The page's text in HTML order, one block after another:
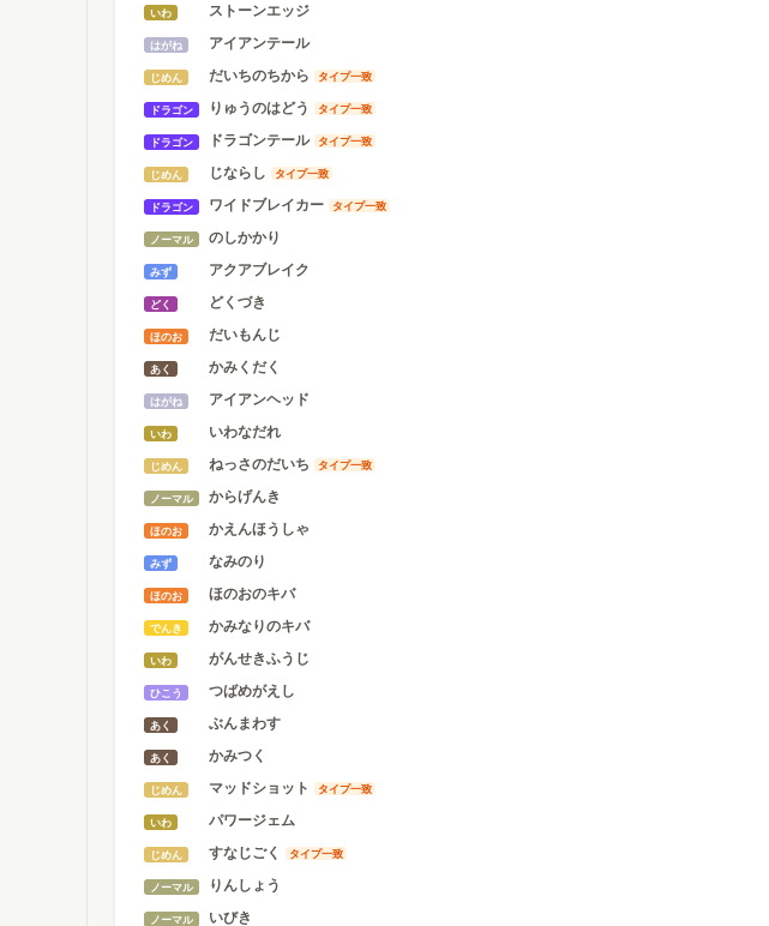
いわ ストーンエッジ
はがね アイアンテール
じめん だいちのちから タイプ一致
ドラゴン りゅうのはどう タイプ一致
ドラゴン ドラゴンテール タイプ一致
じめん じならし タイプ一致
ドラゴン ワイドブレイカー タイプ一致
ノーマル のしかかり
みず アクアブレイク
どく どくづき
ほのお だいもんじ
あく かみくだく
はがね アイアンヘッド
いわ いわなだれ
じめん ねっさのだいち タイプ一致
ノーマル からげんき
ほのお かえんほうしゃ
みず なみのり
ほのお ほのおのキバ
でんき かみなりのキバ
いわ がんせきふうじ
ひこう つばめがえし
あく ぶんまわす
あく かみつく
じめん マッドショット タイプ一致
いわ パワージェム
じめん すなじごく タイプ一致
ノーマル りんしょう
ノーマル いびき